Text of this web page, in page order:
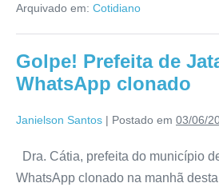
Arquivado em: Cotidiano
Golpe! Prefeita de
WhatsApp clonado
Janielson Santos | Postado em 03/06/
Dra. Cátia, prefeita do município
WhatsApp clonado na manhã